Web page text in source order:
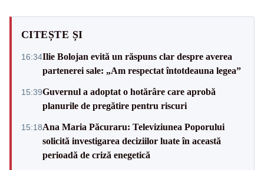
CITEȘTE ȘI
16:34Ilie Bolojan evită un răspuns clar despre averea
partenerei sale: „Am respectat întotdeauna legea”
15:39Guvernul a adoptat o hotărâre care aprobă
planurile de pregătire pentru riscuri
15:18Ana Maria Păcuraru: Televiziunea Poporului
solicită investigarea deciziilor luate în această
perioadă de criză enegetică